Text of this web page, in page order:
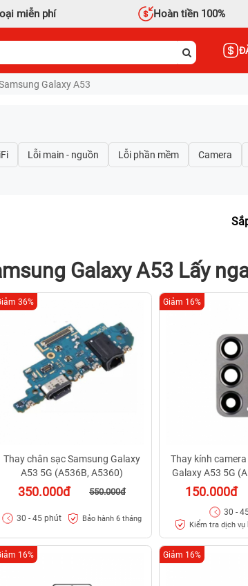
miễn phí Hoàn tiền 100%
Galaxy A53
Galaxy A53 Lấy
Thay chân sạc Samsung Galaxy
A53 5G (A536B, A5360)
350.000đ 550.000đ
36%
30 - 45 phút Bảo hành 6 tháng
Thay kính
Galaxy A53 5G
150.000đ
Giảm 16%
30 -
Kiểm tra dịch vụ
16% Giảm 16%